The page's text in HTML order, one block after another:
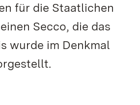
für die Staatlichen
Secco, die das
wurde im Denkmal